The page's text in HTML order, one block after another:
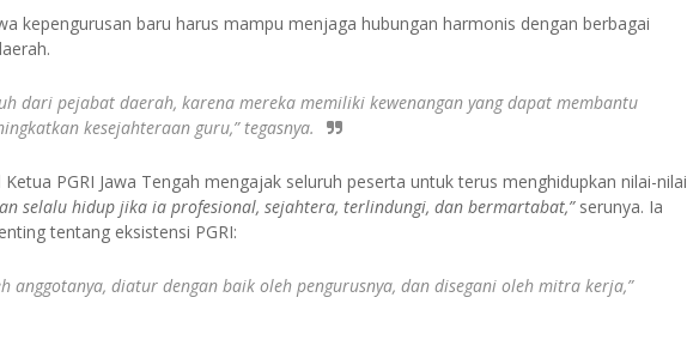
kepengurusan baru harus mampu menjaga hubungan harmonis dengan berbagai
dari pejabat daerah, karena mereka memiliki kewenangan yang dapat membantu
kesejahteraan guru,”tegasnya.
PGRI Jawa Tengah mengajak seluruh peserta untuk terus menghidupkan nilai-nilai
selalu hidup jika ia profesional, sejahtera, terlindungi, dan bermartabat,”serunya. Ia
tentang eksistensi PGRI:
anggotanya, diatur dengan baik oleh pengurusnya, dan disegani oleh mitra kerja,”